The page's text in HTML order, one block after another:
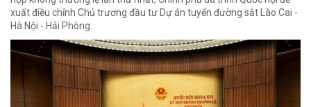
xuất điều chỉnh Chủ trương đầu tư Dự án tuyến đường sắt Lào Cai -
Hà Nội - Hải Phòng.